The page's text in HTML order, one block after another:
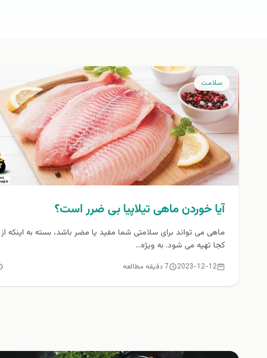
سلامت
آیا خوردن ماهی تیلاپیا بی ضرر است؟
ماهی می تواند برای سلامتی شما مفید یا مضر باشد، بسته به اینکه از
کجا تهیه می شود. به ویژه...
2023-12-12 7 دقیقه مطالعه